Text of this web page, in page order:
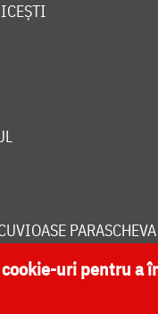
PARASCHEVA
cookie-uri pentru a